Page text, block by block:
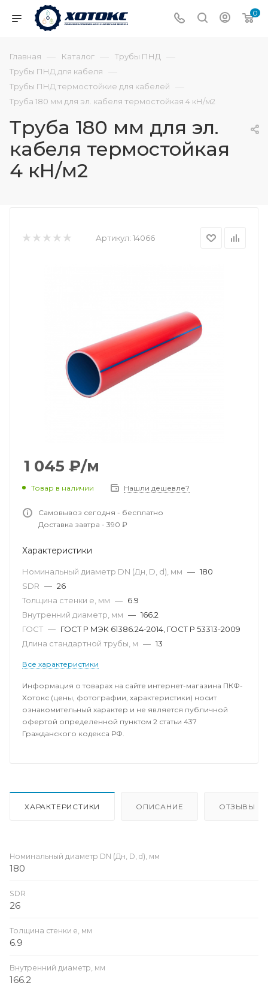
0
Главная — Каталог — Трубы ПНД —
Трубы ПНД для кабеля —
Трубы ПНД термостойкие для кабелей —
Труба 180 мм для эл. кабеля термостойкая 4 кН/м2
Труба 180 мм для эл.
кабеля термостойкая
4 кН/м2
Артикул: 14066
1 045 ₽/м
Товар в наличии Нашли дешевле?
Самовывоз сегодня - бесплатно
Доставка завтра - 390 ₽
Характеристики
Номинальный диаметр DN (Дн, D, d), мм — 180
SDR — 26
Толщина стенки e, мм — 6.9
Внутренний диаметр, мм — 166.2
ГОСТ — ГОСТ Р МЭК 61386.24-2014, ГОСТ Р 53313-2009
Длина стандартной трубы, м — 13
Все характеристики
Информация о товарах на сайте интернет-магазина ПКФ-
Хотокс (цены, фотографии, характеристики) носит
ознакомительный характер и не является публичной
офертой определенной пунктом 2 статьи 437
Гражданского кодекса РФ.
ХАРАКТЕРИСТИКИ ОПИСАНИЕ ОТЗЫВЫ
Номинальный диаметр DN (Дн, D, d), мм
180
SDR
26
Толщина стенки e, мм
6.9
Внутренний диаметр, мм
166.2